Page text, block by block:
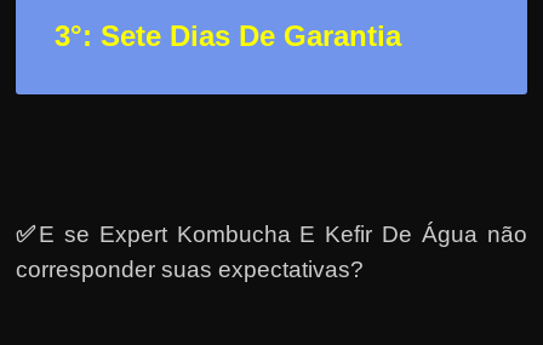
3°: Sete Dias De Garantia
✅E se Expert Kombucha E Kefir De Água não
corresponder suas expectativas?